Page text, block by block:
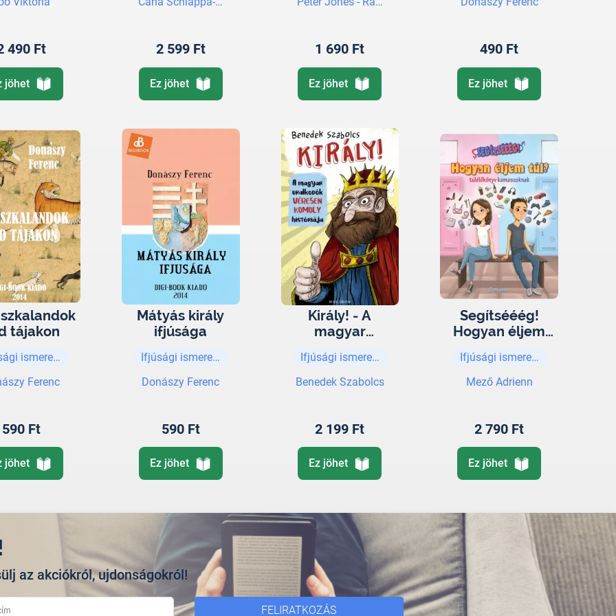
490 Ft
jöhet
2 599 Ft
Ez jöhet
1 690 Ft
Ez jöhet
490 Ft
Ez jöhet
tájakon
ismeretterjesztő
Ferenc
590 Ft
jöhet
Mátyás király
ifjúsága
Ifjúsági ismeretterjesztő
Donászy Ferenc
590 Ft
Ez jöhet
Király! - A
magyar
véresen komoly
históriája
Ifjúsági ismeretterjesztő
Benedek Szabolcs
2 199 Ft
Ez jöhet
Segítsééég!
Hogyan éljem
kamaszoknak)
Ifjúsági ismeretterjesztő
Mező Adrienn
2 790 Ft
Ez jöhet
az akciókról, ujdonságokról!
FELIRATKOZÁS